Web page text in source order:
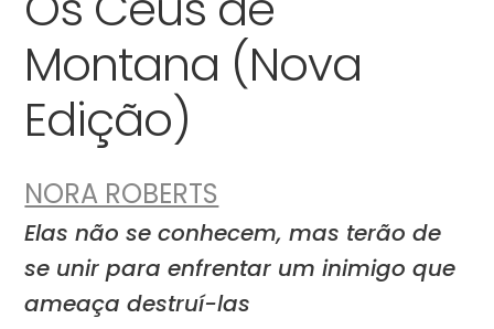
Montana (Nova
Edição)
NORA ROBERTS
Elas não se conhecem, mas terão de
se unir para enfrentar um inimigo que
ameaça destruí-las